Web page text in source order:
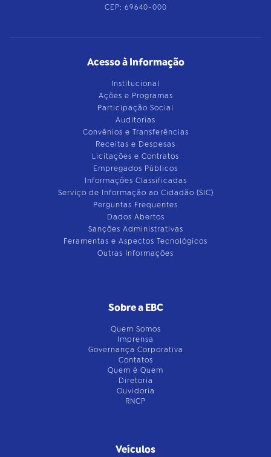
CEP: 69640-000
Acesso à Informação
Institucional
Ações e Programas
Participação Social
Auditorias
Convênios e Transferências
Receitas e Despesas
Licitações e Contratos
Empregados Públicos
Informações Classificadas
Serviço de Informação ao Cidadão (SIC)
Perguntas Frequentes
Dados Abertos
Sanções Administrativas
Feramentas e Aspectos Tecnológicos
Outras Informações
Sobre a EBC
Quem Somos
Imprensa
Governança Corporativa
Contatos
Quem é Quem
Diretoria
Ouvidoria
RNCP
Veículos